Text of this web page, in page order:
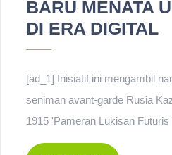
BARU MENATA
DI ERA DIGITAL
[ad_1] Inisiatif ini mengambil namanya dari pameran
seniman avant-garde Rusia
1915 'Pameran Lukisan